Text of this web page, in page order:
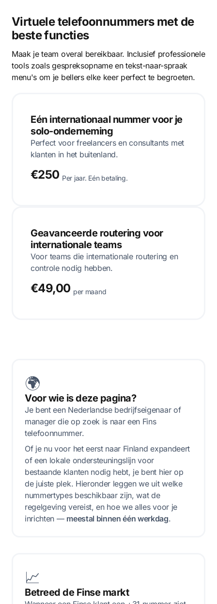
Virtuele telefoonnummers met de
beste functies
Maak je team overal bereikbaar. Inclusief professionele
tools zoals gespreksopname en tekst-naar-spraak
menu's om je bellers elke keer perfect te begroeten.
Eén internationaal nummer voor je
solo-onderneming
Perfect voor freelancers en consultants met
klanten in het buitenland.
€250 Per jaar. Eén betaling.
Geavanceerde routering voor
internationale teams
Voor teams die internationale routering en
controle nodig hebben.
€49,00 per maand
🌍
Voor wie is deze pagina?
Je bent een Nederlandse bedrijfseigenaar of
manager die op zoek is naar een Fins
telefoonnummer.
Of je nu voor het eerst naar Finland expandeert
of een lokale ondersteuningslijn voor
bestaande klanten nodig hebt, je bent hier op
de juiste plek. Hieronder leggen we uit welke
nummertypes beschikbaar zijn, wat de
regelgeving vereist, en hoe we alles voor je
inrichten — meestal binnen één werkdag.
📈
Betreed de Finse markt